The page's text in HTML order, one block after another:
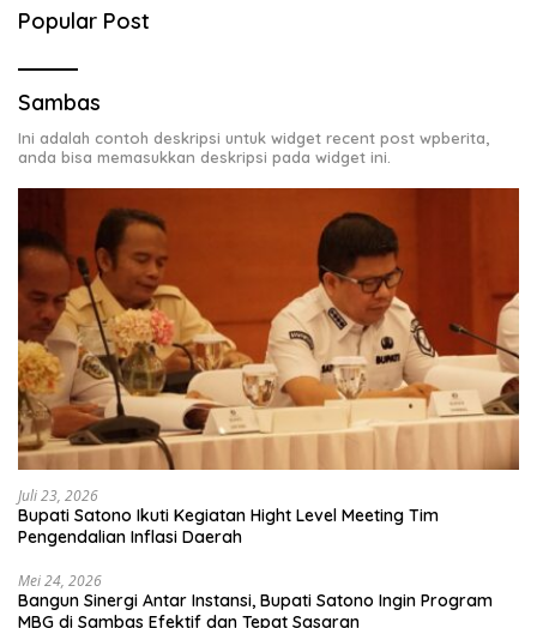
Popular Post
Sambas
Ini adalah contoh deskripsi untuk widget recent post wpberita,
anda bisa memasukkan deskripsi pada widget ini.
Juli 23, 2026
Bupati Satono Ikuti Kegiatan Hight Level Meeting Tim
Pengendalian Inflasi Daerah
Mei 24, 2026
Bangun Sinergi Antar Instansi, Bupati Satono Ingin Program
MBG di Sambas Efektif dan Tepat Sasaran